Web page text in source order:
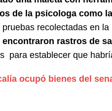
de la psicologa como
recolectadas en
rastros de
para establecer que
ocupó bienes del